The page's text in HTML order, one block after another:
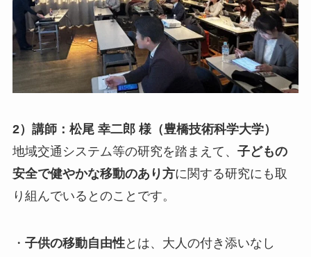
2）講師：松尾 幸二郎 様（豊橋技術科学大学）
地域交通システム等の研究を踏まえて、 子どもの
安全で健やかな移動のあり方に関する研究にも取
り組んでいるとのことです。
・ 子供の移動自由性とは、大人の付き添いなし